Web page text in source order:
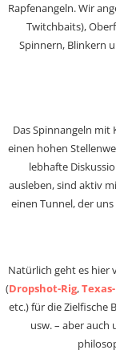
Rapfenangeln. Wir
Twitchbaits),
Spinnern, Blinkern
Das Spinnangeln
einen hohen
lebhafte
ausleben, sind aktiv
einen Tunnel, der
Natürlich geht es hier
(Dropshot-Rig,
etc.) für die Zielfische
usw. – aber auch